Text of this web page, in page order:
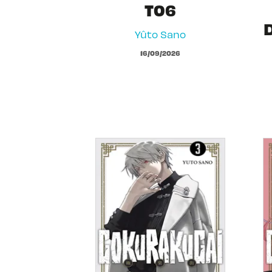
T06
Yûto Sano
16/09/2026